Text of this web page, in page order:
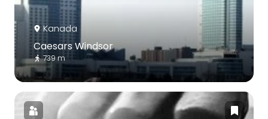
Kanada
Caesars Windsor
739 m